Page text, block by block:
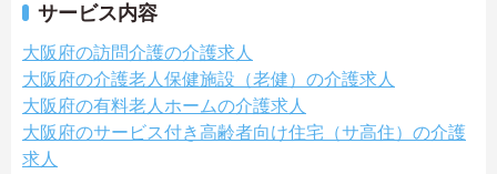
サービス内容
大阪府の訪問介護の介護求人
大阪府の介護老人保健施設（老健）の介護求人
大阪府の有料老人ホームの介護求人
大阪府のサービス付き高齢者向け住宅（サ高住）の介護
求人